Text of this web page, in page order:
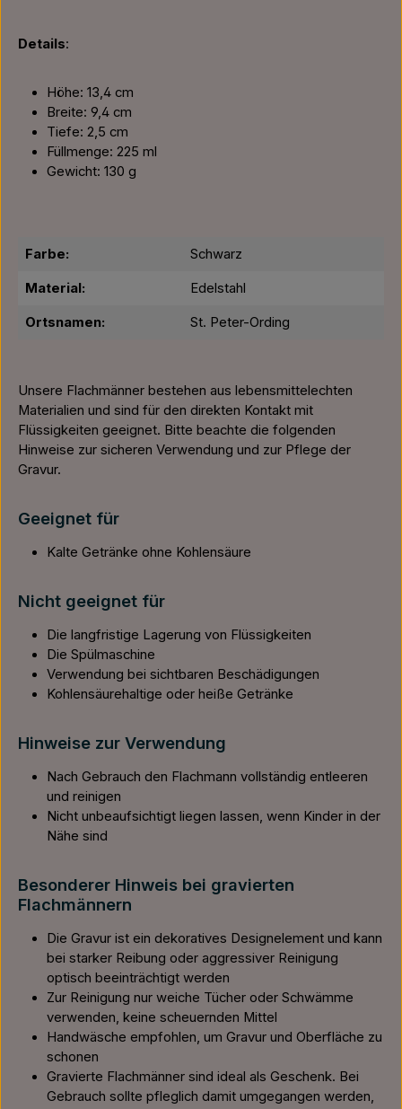
Details:
Höhe: 13,4 cm
Breite: 9,4 cm
Tiefe: 2,5 cm
Füllmenge: 225 ml
Gewicht: 130 g
Farbe: Schwarz
Material: Edelstahl
Ortsnamen: St. Peter-Ording
Unsere Flachmänner bestehen aus lebensmittelechten
Materialien und sind für den direkten Kontakt mit
Flüssigkeiten geeignet. Bitte beachte die folgenden
Hinweise zur sicheren Verwendung und zur Pflege der
Gravur.
Geeignet für
Kalte Getränke ohne Kohlensäure
Nicht geeignet für
Die langfristige Lagerung von Flüssigkeiten
Die Spülmaschine
Verwendung bei sichtbaren Beschädigungen
Kohlensäurehaltige oder heiße Getränke
Hinweise zur Verwendung
Nach Gebrauch den Flachmann vollständig entleeren
und reinigen
Nicht unbeaufsichtigt liegen lassen, wenn Kinder in der
Nähe sind
Besonderer Hinweis bei gravierten
Flachmännern
Die Gravur ist ein dekoratives Designelement und kann
bei starker Reibung oder aggressiver Reinigung
optisch beeinträchtigt werden
Zur Reinigung nur weiche Tücher oder Schwämme
verwenden, keine scheuernden Mittel
Handwäsche empfohlen, um Gravur und Oberfläche zu
schonen
Gravierte Flachmänner sind ideal als Geschenk. Bei
Gebrauch sollte pfleglich damit umgegangen werden,